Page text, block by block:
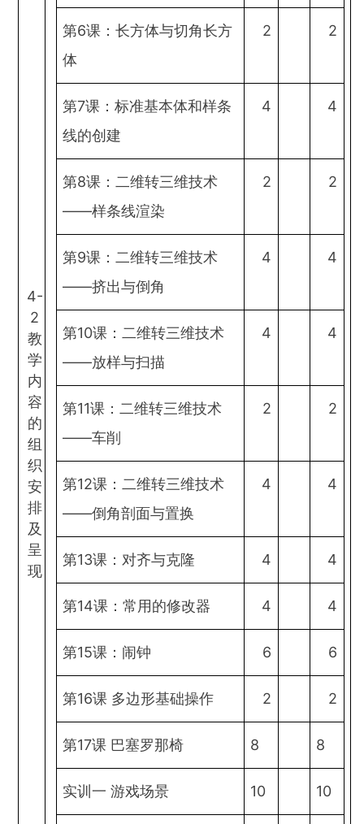
4-
2
教
学
内
容
的
组
织
安
排
及
呈
现
第6课：长方体与切角长方
体
2 2
第7课：标准基本体和样条
线的创建
4 4
第8课：二维转三维技术
——样条线渲染
2 2
第9课：二维转三维技术
——挤出与倒角
4 4
第10课：二维转三维技术
——放样与扫描
4 4
第11课：二维转三维技术
——车削
2 2
第12课：二维转三维技术
——倒角剖面与置换
4 4
第13课：对齐与克隆 4 4
第14课：常用的修改器 4 4
第15课：闹钟 6 6
第16课 多边形基础操作 2 2
第17课 巴塞罗那椅 8 8
实训一 游戏场景 10 10